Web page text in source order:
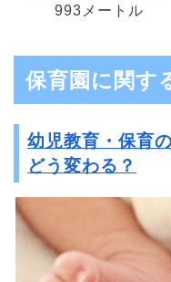
993メートル
保育園に関す
幼児教育・保育
どう変わる？